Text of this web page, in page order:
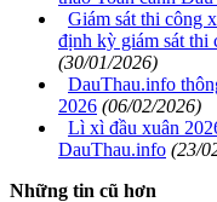
Giám sát thi công
định kỳ giám sát thi
(30/01/2026)
DauThau.info
2026 (06/02/2026)
Lì xì đầu xuân
DauThau.info (23/
Những tin cũ hơn